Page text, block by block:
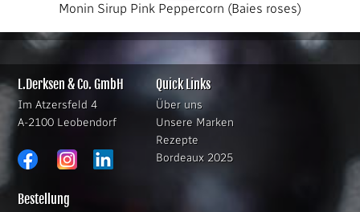
Monin Sirup Pink Peppercorn (Baies roses)
L.Derksen & Co. GmbH
Im Atzersfeld 4
A-2100 Leobendorf
Quick Links
Über uns
Unsere Marken
Rezepte
Bordeaux 2025
Bestellung